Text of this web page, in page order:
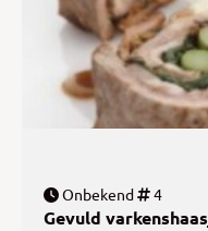
Onbekend 4
Gevuld